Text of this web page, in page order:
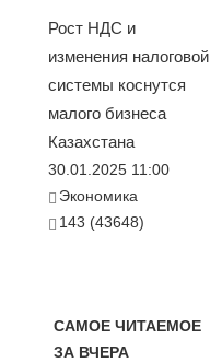
Рост НДС и
изменения налоговой
системы коснутся
малого бизнеса
Казахстана
30.01.2025 11:00
Экономика
143 (43648)
САМОЕ ЧИТАЕМОЕ
ЗА ВЧЕРА